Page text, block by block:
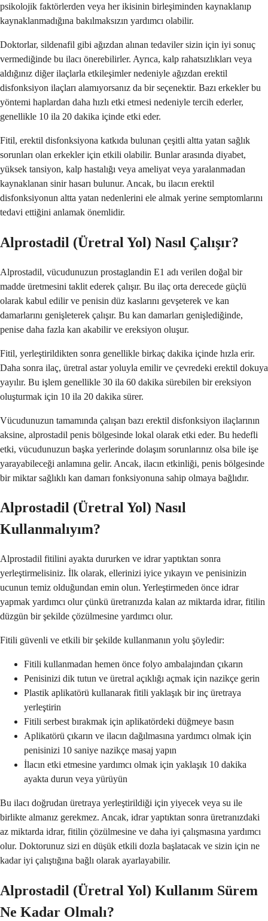
psikolojik faktörlerden veya her ikisinin birleşiminden kaynaklanıp
kaynaklanmadığına bakılmaksızın yardımcı olabilir.
Doktorlar, sildenafil gibi ağızdan alınan tedaviler sizin için iyi sonuç
vermediğinde bu ilacı önerebilirler. Ayrıca, kalp rahatsızlıkları veya
aldığınız diğer ilaçlarla etkileşimler nedeniyle ağızdan erektil
disfonksiyon ilaçları alamıyorsanız da bir seçenektir. Bazı erkekler bu
yöntemi haplardan daha hızlı etki etmesi nedeniyle tercih ederler,
genellikle 10 ila 20 dakika içinde etki eder.
Fitil, erektil disfonksiyona katkıda bulunan çeşitli altta yatan sağlık
sorunları olan erkekler için etkili olabilir. Bunlar arasında diyabet,
yüksek tansiyon, kalp hastalığı veya ameliyat veya yaralanmadan
kaynaklanan sinir hasarı bulunur. Ancak, bu ilacın erektil
disfonksiyonun altta yatan nedenlerini ele almak yerine semptomlarını
tedavi ettiğini anlamak önemlidir.
Alprostadil (Üretral Yol) Nasıl Çalışır?
Alprostadil, vücudunuzun prostaglandin E1 adı verilen doğal bir
madde üretmesini taklit ederek çalışır. Bu ilaç orta derecede güçlü
olarak kabul edilir ve penisin düz kaslarını gevşeterek ve kan
damarlarını genişleterek çalışır. Bu kan damarları genişlediğinde,
penise daha fazla kan akabilir ve ereksiyon oluşur.
Fitil, yerleştirildikten sonra genellikle birkaç dakika içinde hızla erir.
Daha sonra ilaç, üretral astar yoluyla emilir ve çevredeki erektil dokuya
yayılır. Bu işlem genellikle 30 ila 60 dakika sürebilen bir ereksiyon
oluşturmak için 10 ila 20 dakika sürer.
Vücudunuzun tamamında çalışan bazı erektil disfonksiyon ilaçlarının
aksine, alprostadil penis bölgesinde lokal olarak etki eder. Bu hedefli
etki, vücudunuzun başka yerlerinde dolaşım sorunlarınız olsa bile işe
yarayabileceği anlamına gelir. Ancak, ilacın etkinliği, penis bölgesinde
bir miktar sağlıklı kan damarı fonksiyonuna sahip olmaya bağlıdır.
Alprostadil (Üretral Yol) Nasıl
Kullanmalıyım?
Alprostadil fitilini ayakta dururken ve idrar yaptıktan sonra
yerleştirmelisiniz. İlk olarak, ellerinizi iyice yıkayın ve penisinizin
ucunun temiz olduğundan emin olun. Yerleştirmeden önce idrar
yapmak yardımcı olur çünkü üretranızda kalan az miktarda idrar, fitilin
düzgün bir şekilde çözülmesine yardımcı olur.
Fitili güvenli ve etkili bir şekilde kullanmanın yolu şöyledir:
Fitili kullanmadan hemen önce folyo ambalajından çıkarın
Penisinizi dik tutun ve üretral açıklığı açmak için nazikçe gerin
Plastik aplikatörü kullanarak fitili yaklaşık bir inç üretraya
yerleştirin
Fitili serbest bırakmak için aplikatördeki düğmeye basın
Aplikatörü çıkarın ve ilacın dağılmasına yardımcı olmak için
penisinizi 10 saniye nazikçe masaj yapın
İlacın etki etmesine yardımcı olmak için yaklaşık 10 dakika
ayakta durun veya yürüyün
Bu ilacı doğrudan üretraya yerleştirildiği için yiyecek veya su ile
birlikte almanız gerekmez. Ancak, idrar yaptıktan sonra üretranızdaki
az miktarda idrar, fitilin çözülmesine ve daha iyi çalışmasına yardımcı
olur. Doktorunuz sizi en düşük etkili dozla başlatacak ve sizin için ne
kadar iyi çalıştığına bağlı olarak ayarlayabilir.
Alprostadil (Üretral Yol) Kullanım Sürem
Ne Kadar Olmalı?